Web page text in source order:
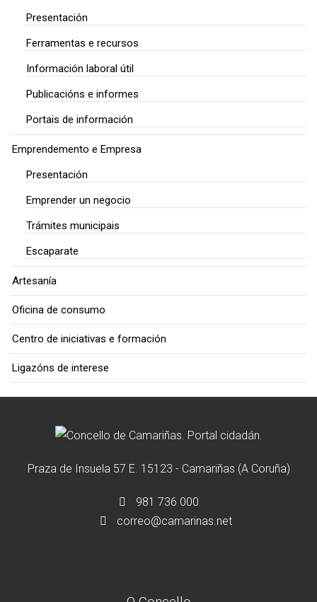
Presentación
Ferramentas e recursos
Información laboral útil
Publicacións e informes
Portais de información
Emprendemento e Empresa
Presentación
Emprender un negocio
Trámites municipais
Escaparate
Artesanía
Oficina de consumo
Centro de iniciativas e formación
Ligazóns de interese
Praza de Insuela 57 E. 15123 - Camariñas (A Coruña)
981 736 000
correo@camarinas.net